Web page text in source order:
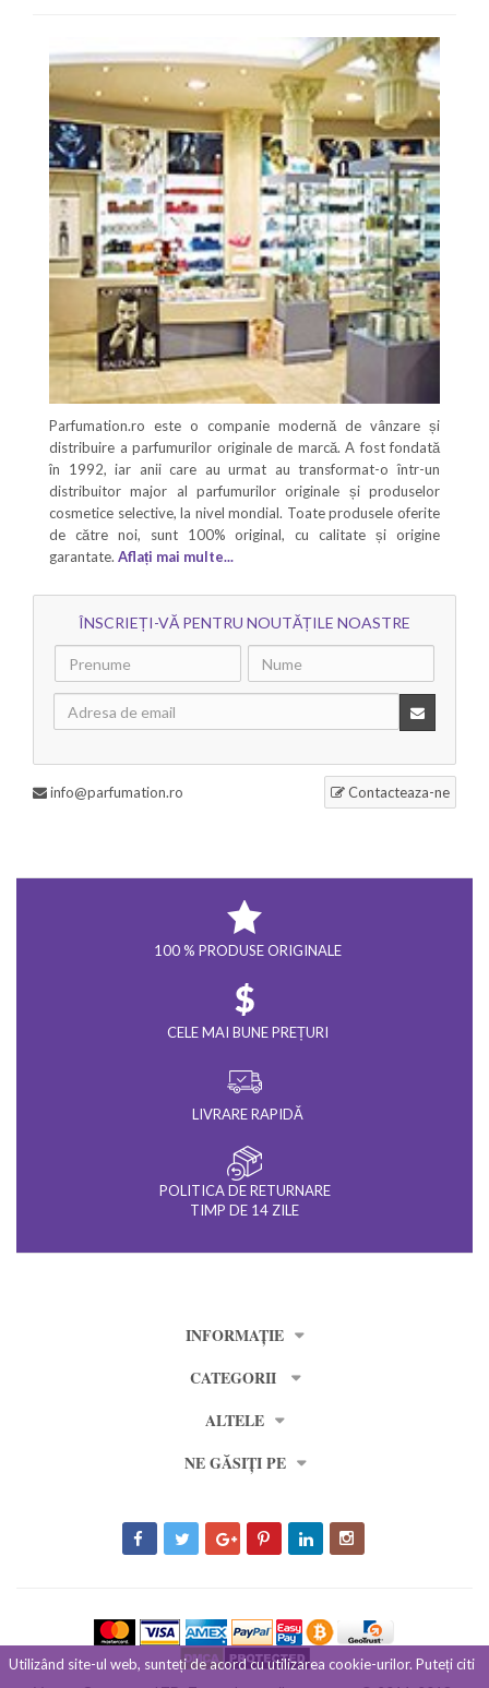
Utilizând site-ul web, sunteți de acord cu utilizarea cookie-urilor. Puteți citi
Parfumation.ro este o companie modernă de vânzare și
distribuire a parfumurilor originale de marcă. A fost fondată
în 1992, iar anii care au urmat au transformat-o într-un
distribuitor major al parfumurilor originale și produselor
cosmetice selective, la nivel mondial. Toate produsele oferite
de către noi, sunt 100% original, cu calitate și origine
garantate. Aflați mai multe...
ÎNSCRIEȚI-VĂ PENTRU NOUTĂȚILE NOASTRE
Contacteaza-ne
info@parfumation.ro
100 % PRODUSE ORIGINALE
CELE MAI BUNE PREȚURI
LIVRARE RAPIDĂ
POLITICA DE RETURNARE
TIMP DE 14 ZILE
INFORMAȚIE
CATEGORII
ALTELE
NE GĂSIȚI PE